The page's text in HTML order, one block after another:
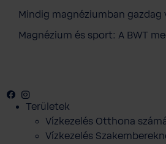
Mindig magnéziumban gazdag
Magnézium és sport: A BWT
Facebook
Területek
Vízkezelés Otthona
Vízkezelés